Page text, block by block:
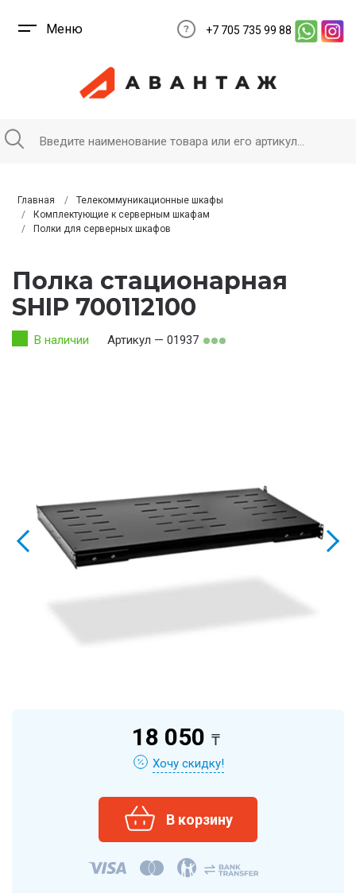
Меню +7 705 735 99 88
Главная
Телекоммуникационные шкафы
Комплектующие к серверным шкафам
Полки для серверных шкафов
Полка стационарная
SHIP 700112100
В наличии Артикул — 01937
18 050 ₸
Хочу скидку!